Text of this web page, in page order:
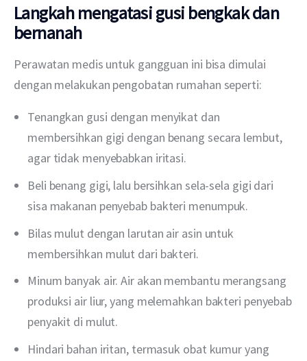
Langkah mengatasi gusi bengkak dan
bernanah
Perawatan medis untuk gangguan ini bisa dimulai
dengan melakukan pengobatan rumahan seperti:
Tenangkan gusi dengan menyikat dan
membersihkan gigi dengan benang secara lembut,
agar tidak menyebabkan iritasi.
Beli benang gigi, lalu bersihkan sela-sela gigi dari
sisa makanan penyebab bakteri menumpuk.
Bilas mulut dengan larutan air asin untuk
membersihkan mulut dari bakteri.
Minum banyak air. Air akan membantu merangsang
produksi air liur, yang melemahkan bakteri penyebab
penyakit di mulut.
Hindari bahan iritan, termasuk obat kumur yang